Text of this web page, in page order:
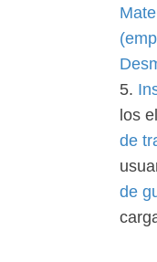
5.
los
de
de